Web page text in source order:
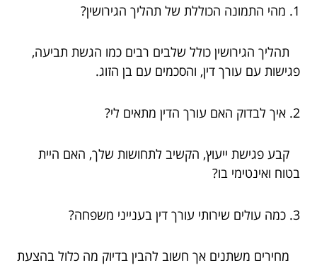
1. מהי התמונה הכוללת של תהליך הגירושין?
תהליך הגירושין כולל שלבים רבים כמו הגשת תביעה,
פגישות עם עורך דין, והסכמים עם בן הזוג.
2. איך לבדוק האם עורך הדין מתאים לי?
קבע פגישת ייעוץ, הקשיב לתחושות שלך, האם היית
בטוח ואינטימי בו?
3. כמה עולים שירותי עורך דין בענייני משפחה?
מחירים משתנים אך חשוב להבין בדיוק מה כלול בהצעת